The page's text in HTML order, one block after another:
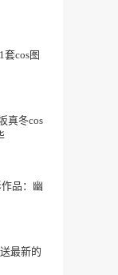
套cos图
真冬cos
品：幽
最新的